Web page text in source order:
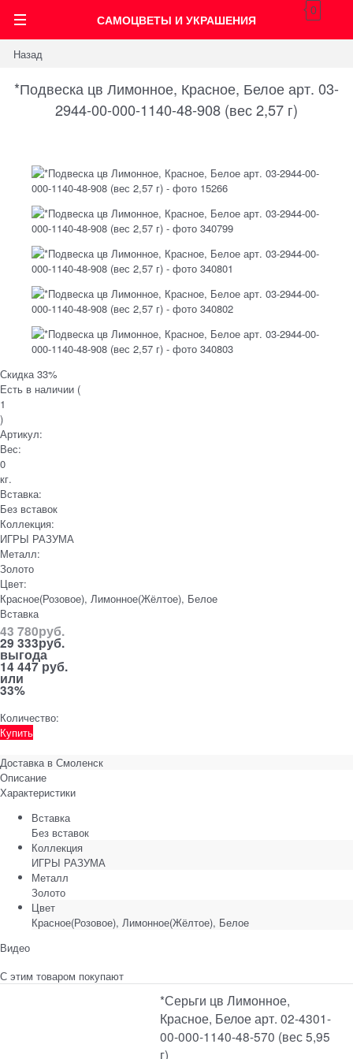
САМОЦВЕТЫ И УКРАШЕНИЯ
0
Назад
*Подвеска цв Лимонное, Красное, Белое арт. 03-
2944-00-000-1140-48-908 (вес 2,57 г)
Скидка 33%
Есть в наличии (
1
)
Артикул:
Вес:
0
кг.
Вставка:
Без вставок
Коллекция:
ИГРЫ РАЗУМА
Металл:
Золото
Цвет:
Красное(Розовое), Лимонное(Жёлтое), Белое
Вставка
43 780руб.
29 333руб.
выгода
14 447 руб.
или
33%
Количество:
Купить
Доставка в Смоленск
Описание
Характеристики
Вставка
Без вставок
Коллекция
ИГРЫ РАЗУМА
Металл
Золото
Цвет
Красное(Розовое), Лимонное(Жёлтое), Белое
Видео
С этим товаром покупают
*Серьги цв Лимонное,
Красное, Белое арт. 02-4301-
00-000-1140-48-570 (вес 5,95
г)